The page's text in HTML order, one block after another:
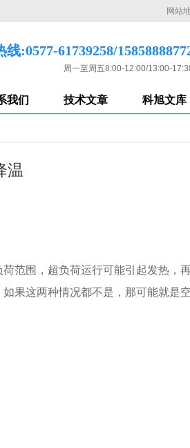
网站
61739258/
周一至周五8:00-12:00/13:00-
我们 技术文章 科旭文库
温
范围，超负荷运行可能引起发热，
果这两种情况都不是，那可能就是